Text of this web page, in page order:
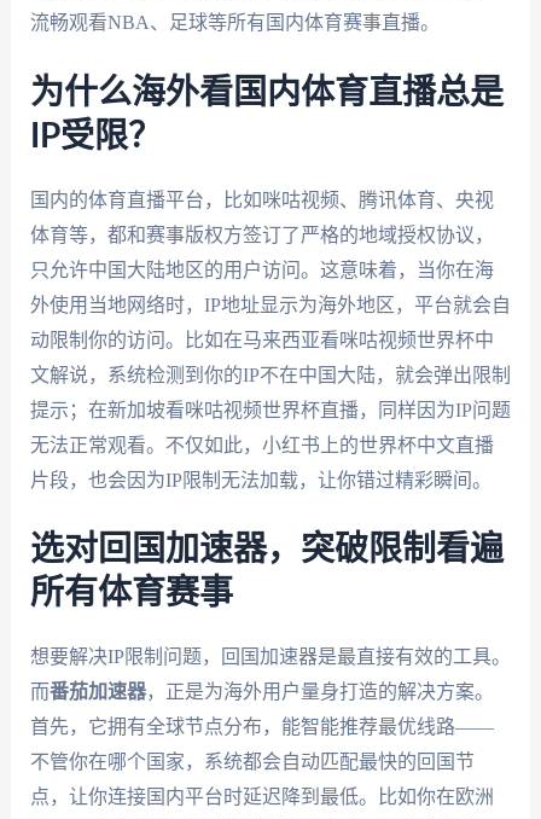
流畅观看NBA、足球等所有国内体育赛事直播。
为什么海外看国内体育直播总是
IP受限？
国内的体育直播平台，比如咪咕视频、腾讯体育、央视
体育等，都和赛事版权方签订了严格的地域授权协议，
只允许中国大陆地区的用户访问。这意味着，当你在海
外使用当地网络时，IP地址显示为海外地区，平台就会自
动限制你的访问。比如在马来西亚看咪咕视频世界杯中
文解说，系统检测到你的IP不在中国大陆，就会弹出限制
提示；在新加坡看咪咕视频世界杯直播，同样因为IP问题
无法正常观看。不仅如此，小红书上的世界杯中文直播
片段，也会因为IP限制无法加载，让你错过精彩瞬间。
选对回国加速器，突破限制看遍
所有体育赛事
想要解决IP限制问题，回国加速器是最直接有效的工具。
而番茄加速器，正是为海外用户量身打造的解决方案。
首先，它拥有全球节点分布，能智能推荐最优线路——
不管你在哪个国家，系统都会自动匹配最快的回国节
点，让你连接国内平台时延迟降到最低。比如你在欧洲